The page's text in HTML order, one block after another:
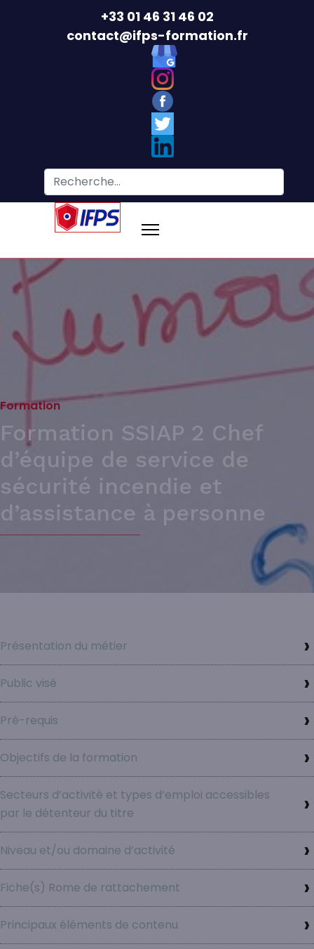
+33 01 46 31 46 02
contact@ifps-formation.fr
Formation
Formation SSIAP 2 Chef
d’équipe de service de
sécurité incendie et
d’assistance à personne
Présentation du métier
Public visé
Pré-requis
Objectifs de la formation
Secteurs d’activité et types d’emploi accessibles
par le détenteur du titre
Niveau et/ou domaine d’activité
Fiche(s) Rome de rattachement
Principaux éléments de contenu